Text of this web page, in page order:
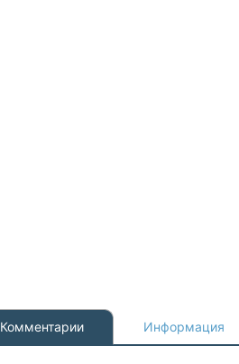
Комментарии Информация